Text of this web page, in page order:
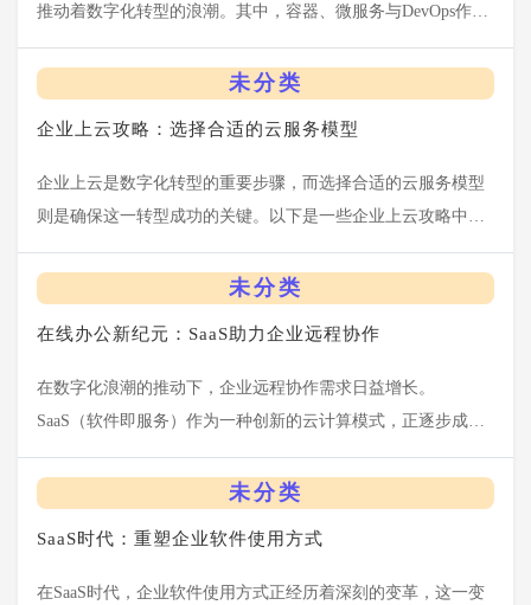
推动着数字化转型的浪潮。其中，容器、微服务与DevOps作为
云原生的三大核心组件，各自扮演着至关重要的角色，并共同
塑造了云原生技术的独特优势与未来...
未分类
企业上云攻略：选择合适的云服务模型
企业上云是数字化转型的重要步骤，而选择合适的云服务模型
则是确保这一转型成功的关键。以下是一些企业上云攻略中关
于选择合适的云服务模型的建议： 1. 明确自身需求与目标 - 业
务需求分析：企业需要全面梳理...
未分类
在线办公新纪元：SaaS助力企业远程协作
在数字化浪潮的推动下，企业远程协作需求日益增长。
SaaS（软件即服务）作为一种创新的云计算模式，正逐步成为
企业远程协作的强大助力。接下来将详细分析SaaS如何助力企
业远程协作： 1.提供便捷的沟通协作...
未分类
SaaS时代：重塑企业软件使用方式
在SaaS时代，企业软件使用方式正经历着深刻的变革，这一变